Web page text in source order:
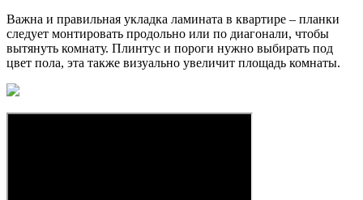
Важна и правильная укладка ламината в квартире – планки
следует монтировать продольно или по диагонали, чтобы
вытянуть комнату. Плинтус и пороги нужно выбирать под
цвет пола, эта также визуально увеличит площадь комнаты.